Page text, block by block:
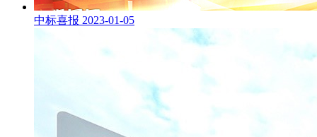
中标喜报 2023-01-05